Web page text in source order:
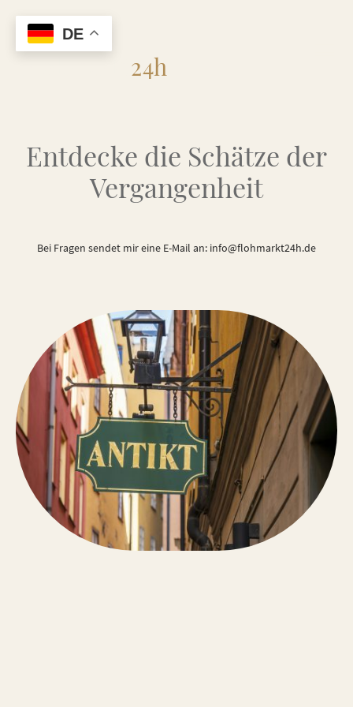
24h
Entdecke die Schätze der
Vergangenheit
Bei Fragen sendet mir eine E-Mail an: info@flohmarkt24h.de
DE